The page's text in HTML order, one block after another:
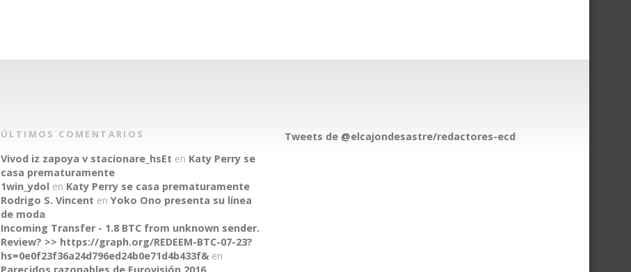
ÚLTIMOS COMENTARIOS
Vivod iz zapoya v stacionare_hsEt en Katy Perry se
casa prematuramente
1win_ydolen Katy Perry se casa prematuramente
Rodrigo S. Vincent en Yoko Ono presenta su línea
de moda
Incoming Transfer - 1.8 BTC from unknown sender.
Review? >> https://graph.org/REDEEM-BTC-07-23?
hs=0e0f23f36a24d796ed24b0e71d4b433f&en
Tweets de @elcajondesastre/redactores-ecd